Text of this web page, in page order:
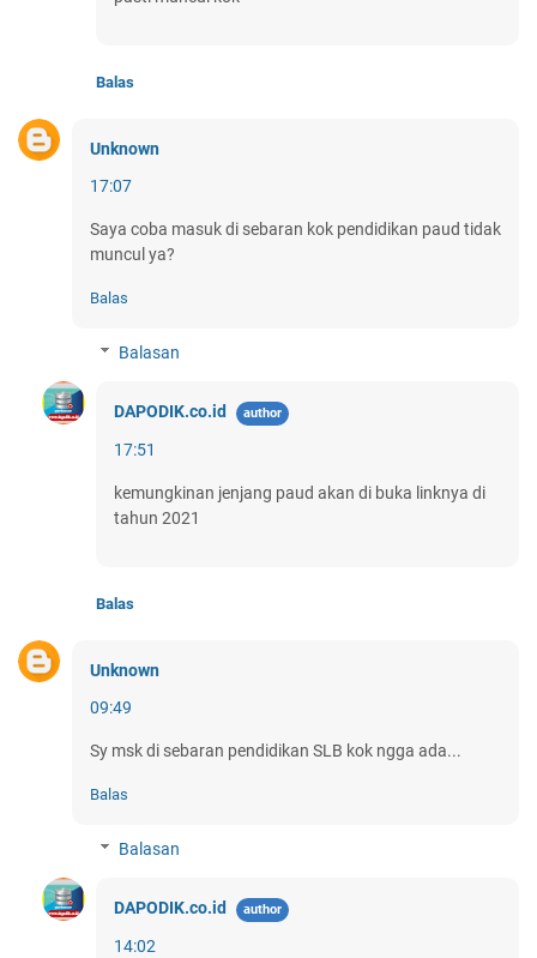
Balas
Unknown
17:07
Saya coba masuk di sebaran kok pendidikan paud tidak
muncul ya?
Balas
Balasan
DAPODIK.co.id
17:51
kemungkinan jenjang paud akan di buka linknya di
tahun 2021
Balas
Unknown
09:49
Sy msk di sebaran pendidikan SLB kok ngga ada...
Balas
Balasan
DAPODIK.co.id
14:02